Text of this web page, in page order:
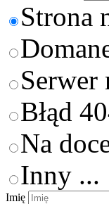
Strona
Serwer
Błąd
Na
Inny ...
Imię